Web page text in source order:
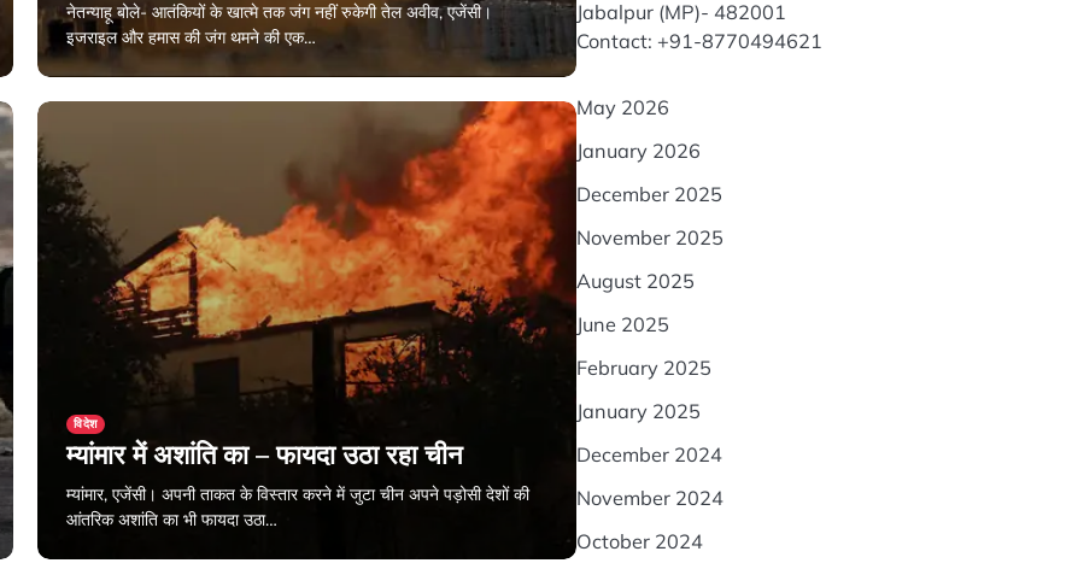
नेतन्याहू बोले- आतंकियों के खात्मे तक जंग नहीं रुकेगी तेल अवीव, एजेंसी।
इजराइल और हमास की जंग थमने की एक…
December 26, 2023
विदेश
म्यांमार में अशांति का – फायदा उठा रहा चीन
म्यांमार, एजेंसी। अपनी ताकत के विस्तार करने में जुटा चीन अपने पड़ोसी देशों की
आंतरिक अशांति का भी फायदा उठा…
December 25, 2023
Jabalpur (MP)- 482001
Contact: +91-8770494621
May 2026
January 2026
December 2025
November 2025
August 2025
June 2025
February 2025
January 2025
December 2024
November 2024
October 2024